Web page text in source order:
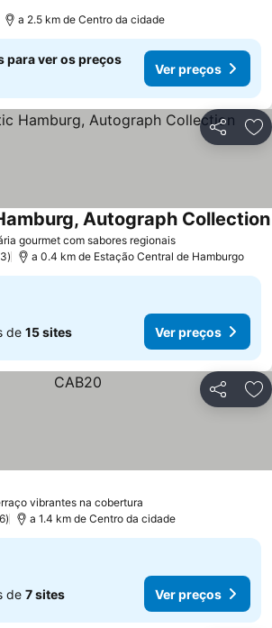
a 2.5 km de Centro da cidade
para ver os preços
Ver preços
Partilhar
gourmet com sabores regionaisVer preços
Autograph Collection
a 0.4 km de Estação Central de Hamburgo
de 15 sites Ver preços
Partilhar
vibrantes na cobertura
a 1.4 km de Centro da cidade
de 7 sites Ver preços